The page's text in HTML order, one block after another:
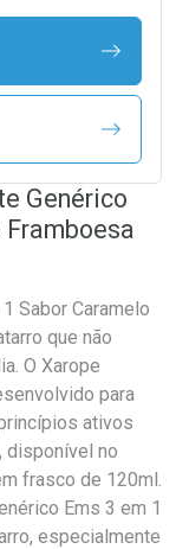
Genérico
Framboesa
Sabor Caramelo
que não
O Xarope
para
ativos
disponível no
frasco de 120ml.
Ems 3 em 1
especialmente